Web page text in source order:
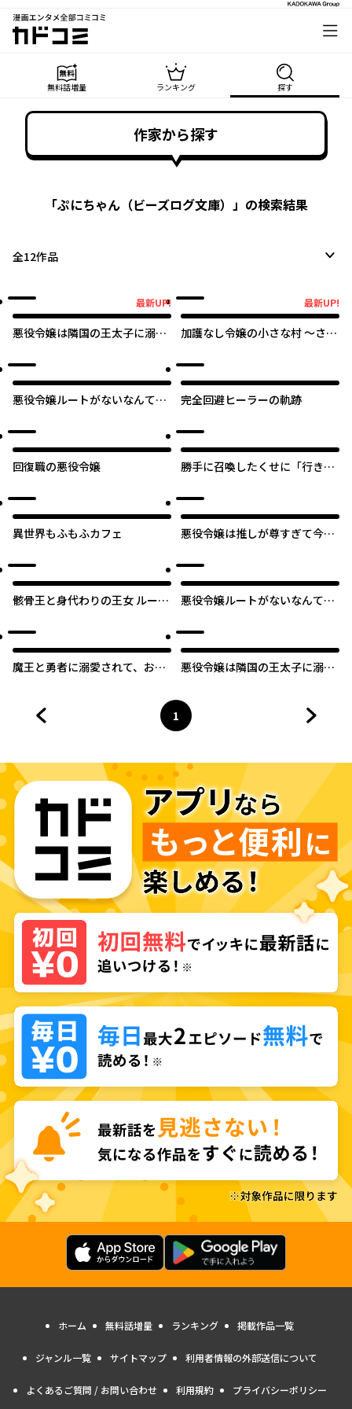
漫画エンタメ全部コミコミ
カドコミ
無料話増量 ランキング 探す
作家から探す
「ぷにちゃん（ビーズログ文庫） 」の検索結果
全12作品
最新UP!
悪役令嬢は隣国の王太子に溺愛
最新UP!
加護なし令嬢の小さな村 ～さ
～
悪役令嬢ルートがないなんて、
完全回避ヒーラーの軌跡
回復職の悪役令嬢
勝手に召喚したくせに「行き遅
れました ～異世界はとても面倒
です～
異世界もふもふカフェ
悪役令嬢は推しが尊すぎて今日
骸骨王と身代わりの王女 ルーナ
悪役令嬢ルートがないなんて、
魔王と勇者に溺愛されて、お手
悪役令嬢は隣国の王太子に溺愛
ページ
1
へ
ホーム 無料話増量 ランキング 掲載作品一覧
ジャンル一覧 サイトマップ 利用者情報の外部送信について
よくあるご質問 / お問い合わせ 利用規約 プライバシーポリシー